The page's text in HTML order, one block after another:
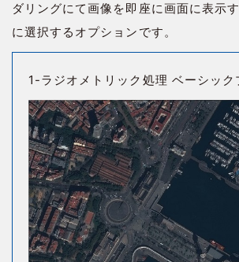
ダリングにて画像を即座に画面に表示
に選択するオプションです。
1-ラジオメトリック処理 ベーシック